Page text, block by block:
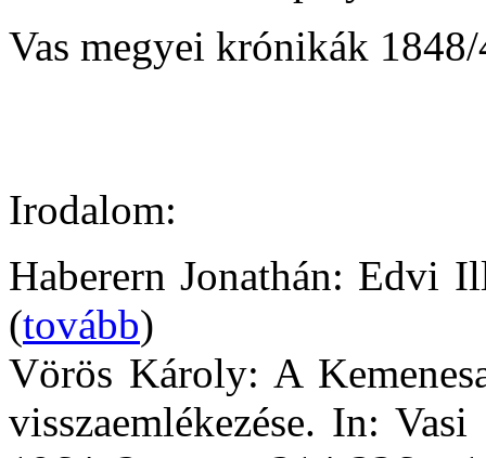
Vas megyei krónikák
Irodalom:
Haberern Jonathán: Edvi
(tovább)
Vörös Károly: A
visszaemlékezése. In: